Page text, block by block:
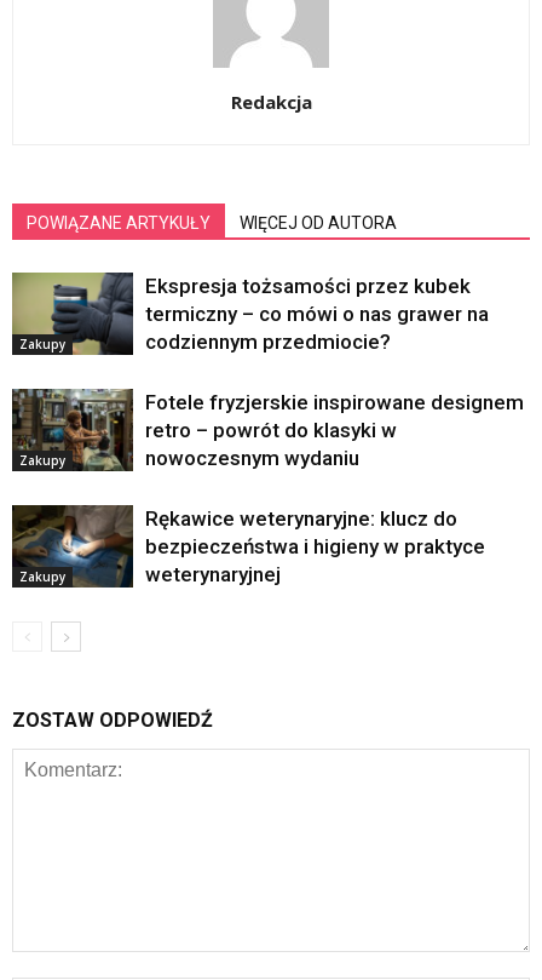
Redakcja
POWIĄZANE ARTYKUŁY WIĘCEJ OD AUTORA
Zakupy
Ekspresja tożsamości przez kubek
termiczny – co mówi o nas grawer na
codziennym przedmiocie?
Zakupy
Fotele fryzjerskie inspirowane designem
retro – powrót do klasyki w
nowoczesnym wydaniu
Zakupy
Rękawice weterynaryjne: klucz do
bezpieczeństwa i higieny w praktyce
weterynaryjnej
ZOSTAW ODPOWIEDŹ